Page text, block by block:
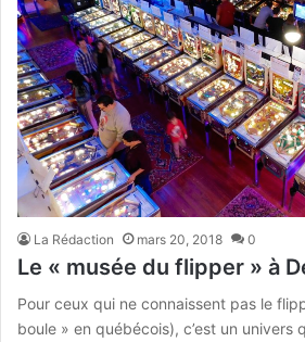
La Rédaction mars 20, 2018 0
Le « musée du flipper » à
Pour ceux qui ne connaissent pas le
boule » en québécois), c’est un univers